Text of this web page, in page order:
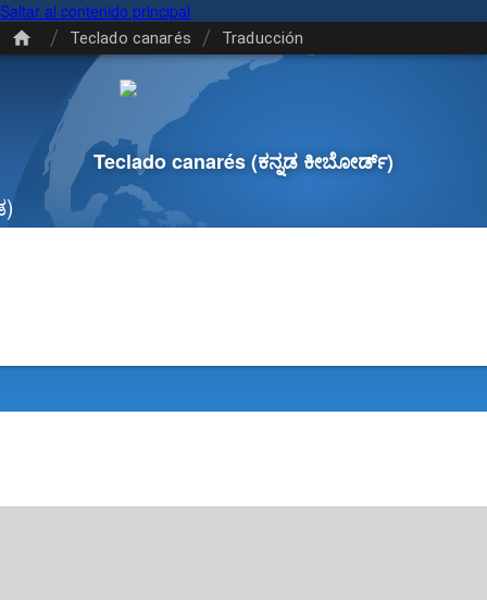
Saltar al contenido principal
/ Teclado canarés / Traducción
Teclado canarés(ಕನ್ನಡ ಕೀಬೋರ್ಡ್)